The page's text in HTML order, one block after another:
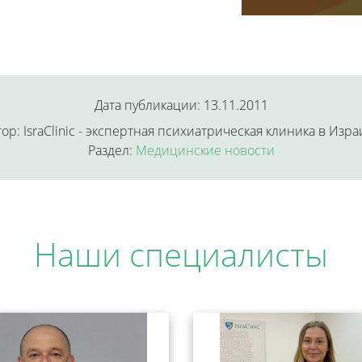
Дата публикации: 13.11.2011
IsraClinic - экспертная психиатрическая клиника в
Раздел: Медицинские новости
Наши специалисты